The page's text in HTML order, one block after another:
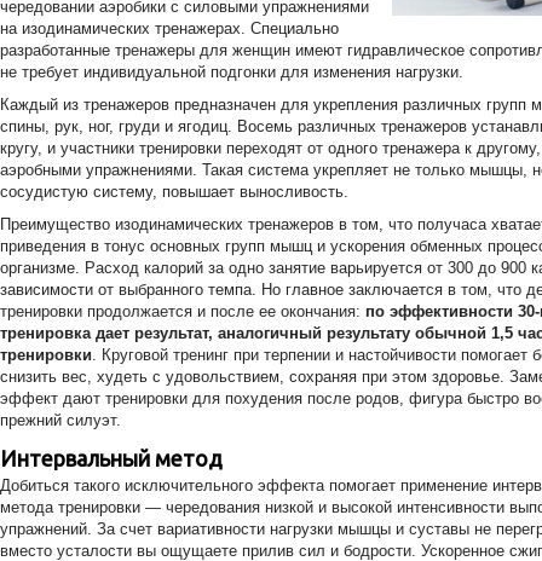
чередовании аэробики с силовыми упражнениями
на изодинамических тренажерах. Специально
разработанные тренажеры для женщин имеют гидравлическое
не требует индивидуальной подгонки для изменения нагрузки.
Каждый из тренажеров предназначен для укрепления различных групп
спины, рук, ног, груди и ягодиц. Восемь различных тренажеров
кругу, и участники тренировки переходят от одного тренажера к
аэробными упражнениями. Такая система укрепляет не только мышцы,
сосудистую систему, повышает выносливость.
Преимущество изодинамических тренажеров в том, что получаса
приведения в тонус основных групп мышц и ускорения обменных
организме. Расход калорий за одно занятие варьируется от 300 до 900
зависимости от выбранного темпа. Но главное заключается в том, что
тренировки продолжается и после ее окончания: по эффективности
тренировка дает результат, аналогичный результату обычной 1,5
тренировки. Круговой тренинг при терпении и настойчивости помогает
снизить вес, худеть с удовольствием, сохраняя при этом здоровье.
эффект дают тренировки для похудения после родов, фигура быстро
прежний силуэт.
Интервальный метод
Добиться такого исключительного эффекта помогает применение
метода тренировки — чередования низкой и высокой интенсивности
упражнений. За счет вариативности нагрузки мышцы и суставы не
вместо усталости вы ощущаете прилив сил и бодрости. Ускоренное